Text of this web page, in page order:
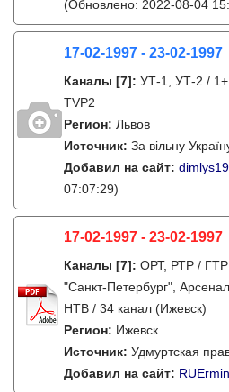
(Обновлено: 2022-08-04
17-02-1997 - 23-02-1997
Каналы [7]: УТ-1, УТ-2 /
TVP2
Регион: Львов
Источник: За вільну
Добавил на сайт:
07:07:29)
17-02-1997 - 23-02-1997
Каналы [7]: ОРТ, РТР /
"Санкт-Петербург",
НТВ / 34 канал (Ижевск)
Регион: Ижевск
Источник: Удмуртская
Добавил на сайт: